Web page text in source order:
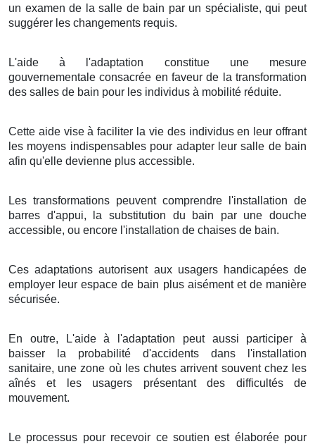
un examen de la salle de bain par un spécialiste, qui peut
suggérer les changements requis.
L'aide à l'adaptation constitue une mesure
gouvernementale consacrée en faveur de la transformation
des salles de bain pour les individus à mobilité réduite.
Cette aide vise à faciliter la vie des individus en leur offrant
les moyens indispensables pour adapter leur salle de bain
afin qu'elle devienne plus accessible.
Les transformations peuvent comprendre l'installation de
barres d'appui, la substitution du bain par une douche
accessible, ou encore l'installation de chaises de bain.
Ces adaptations autorisent aux usagers handicapées de
employer leur espace de bain plus aisément et de manière
sécurisée.
En outre, L'aide à l'adaptation peut aussi participer à
baisser la probabilité d'accidents dans l'installation
sanitaire, une zone où les chutes arrivent souvent chez les
aînés et les usagers présentant des difficultés de
mouvement.
Le processus pour recevoir ce soutien est élaborée pour